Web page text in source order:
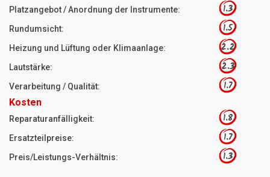
Platzangebot / Anordnung der Instrumente: 1.3
Rundumsicht: 1.5
Heizung und Lüftung oder Klimaanlage: 2.2
Lautstärke: 2.3
Verarbeitung / Qualität: 1.7
Kosten
Reparaturanfälligkeit: 1.8
Ersatzteilpreise: 1.7
Preis/Leistungs-Verhältnis: 1.3